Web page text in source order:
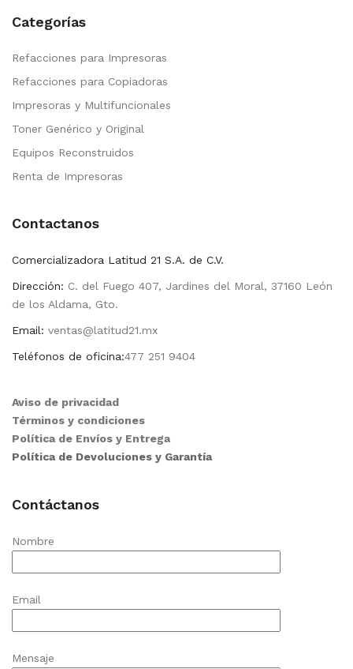
Categorías
Refacciones para Impresoras
Refacciones para Copiadoras
Impresoras y Multifuncionales
Toner Genérico y Original
Equipos Reconstruidos
Renta de Impresoras
Contactanos
Comercializadora Latitud 21 S.A. de C.V.
Dirección: C. del Fuego 407, Jardines del Moral, 37160 León
de los Aldama, Gto.
Email: ventas@latitud21.mx
Teléfonos de oficina:477 251 9404
Aviso de privacidad
Términos y condiciones
Política de Envíos y Entrega
Política de Devoluciones y Garantía
Contáctanos
Nombre
Email
Mensaje